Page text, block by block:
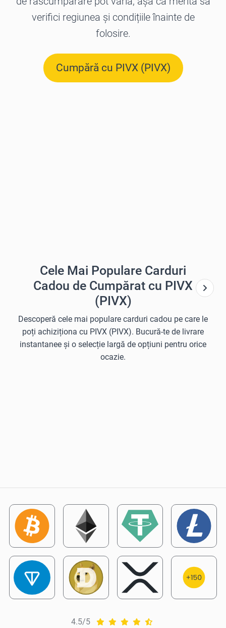
verifici regiunea și condițiile înainte de
folosire.
Cumpără cu PIVX (PIVX)
Cele Mai Populare Carduri
Cadou de Cumpărat cu PIVX
(PIVX)
Descoperă cele mai populare carduri cadou pe care le
poți achiziționa cu PIVX (PIVX). Bucură-te de livrare
instantanee și o selecție largă de opțiuni pentru orice
ocazie.
4.5/5